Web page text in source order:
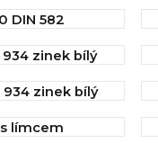
DIN 582
934 zinek bílý
934 zinek bílý
límcem